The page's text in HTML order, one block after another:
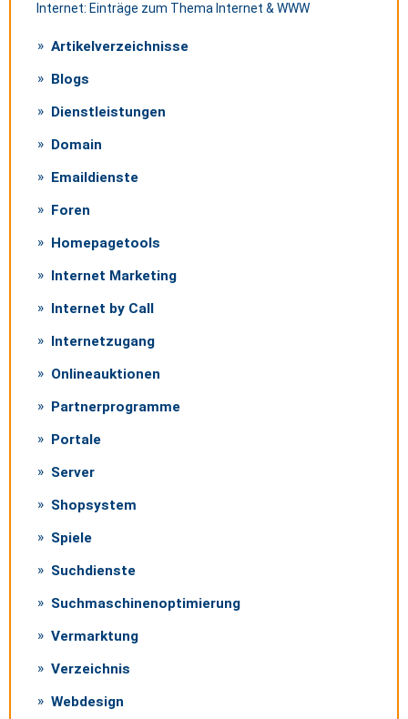
Internet: Einträge zum Thema Internet & WWW
Artikelverzeichnisse
Blogs
Dienstleistungen
Domain
Emaildienste
Foren
Homepagetools
Internet Marketing
Internet by Call
Internetzugang
Onlineauktionen
Partnerprogramme
Portale
Server
Shopsystem
Spiele
Suchdienste
Suchmaschinenoptimierung
Vermarktung
Verzeichnis
Webdesign